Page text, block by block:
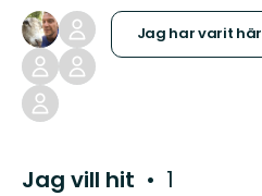
Jag har varit här
Jag vill hit 1